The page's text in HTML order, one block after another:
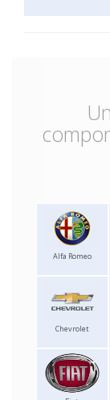
Alfa Romeo
Chevrolet